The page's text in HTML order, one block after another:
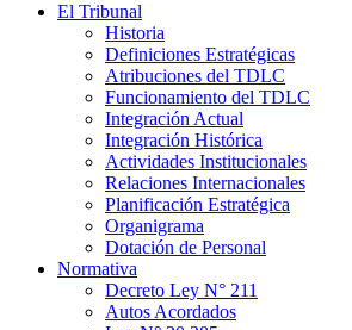
El Tribunal
Historia
Definiciones Estratégicas
Atribuciones del TDLC
Funcionamiento del TDLC
Integración Actual
Integración Histórica
Actividades Institucionales
Relaciones Internacionales
Planificación Estratégica
Organigrama
Dotación de Personal
Normativa
Decreto Ley N° 211
Autos Acordados